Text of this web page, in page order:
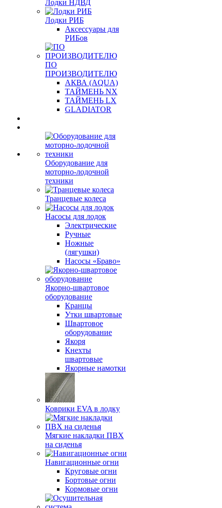
Лодки НДВД
Лодки РИБ
Аксессуары для
РИБов
ПО
ПРОИЗВОДИТЕЛЮ
АКВА (AQUA)
ТАЙМЕНЬ NX
ТАЙМЕНЬ LX
GLADIATOR
Оборудование для
моторно-лодочной
техники
Транцевые колеса
Насосы для лодок
Электрические
Ручные
Ножные
(лягушки)
Насосы «Браво»
Якорно-швартовое
оборудование
Кранцы
Утки швартовые
Швартовое
оборудование
Якоря
Кнехты
швартовые
Якорные намотки
Коврики EVA в лодку
Мягкие накладки ПВХ
на сиденья
Навигационные огни
Круговые огни
Бортовые огни
Кормовые огни